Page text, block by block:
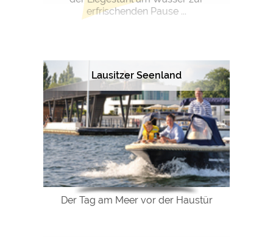
erfrischenden Pause ...
Lausitzer Seenland
Der Tag am Meer vor der Haustür